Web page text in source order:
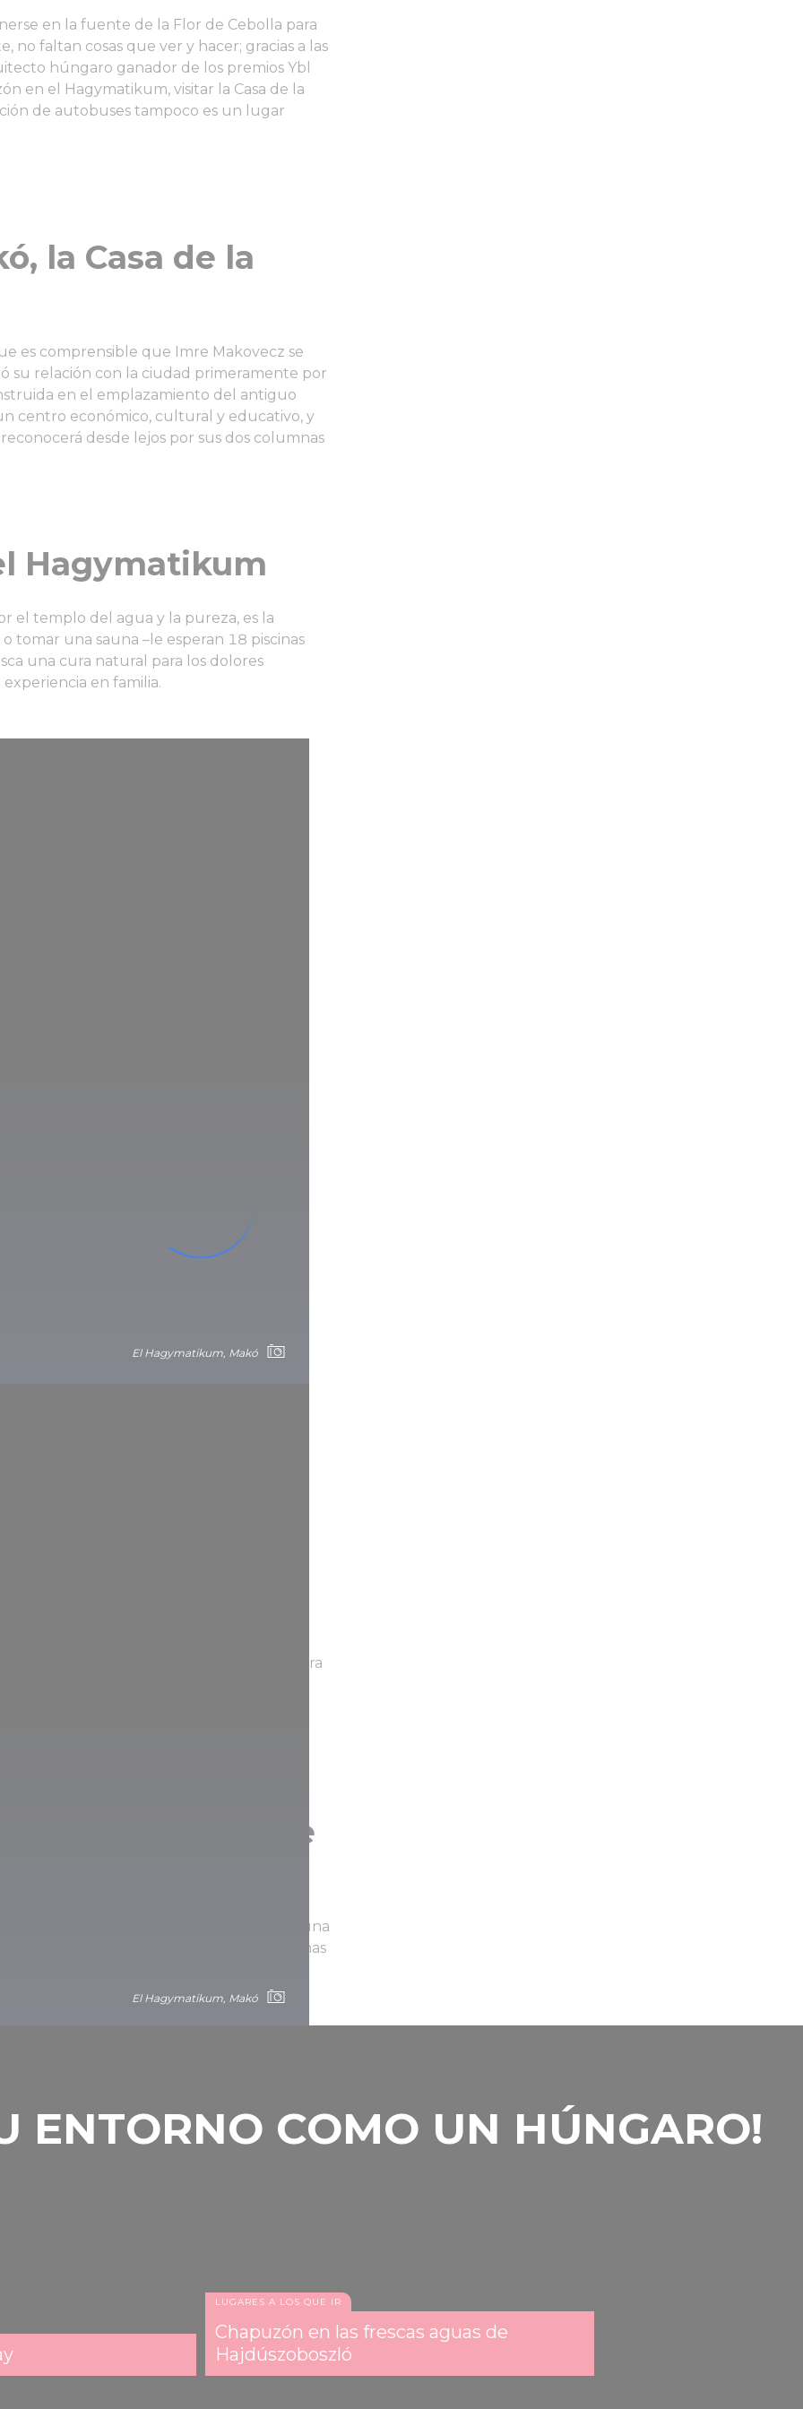
en la fuente de la Flor de Cebolla para
faltan cosas que ver y hacer; gracias a las
húngaro ganador de los premios Ybl
en el Hagymatikum, visitar la Casa de la
de autobuses tampoco es un lugar
la Casa de la
es comprensible que Imre Makovecz se
su relación con la ciudad primeramente por
en el emplazamiento del antiguo
centro económico, cultural y educativo, y
desde lejos por sus dos columnas
Hagymatikum
el templo del agua y la pureza, es la
tomar una sauna –le esperan 18 piscinas
una cura natural para los dolores
en familia.
El Hagymatikum, Makó
El Hagymatikum, Makó
es una de las últimas piezas de la obra
con forma de
es un lugar corriente, más bien parece una
otra cosa puede pensar sino en las muchas
ENTORNO COMO UN HÚNGARO!
LUGARES A LOS QUE IR
Chapuzón en las frescas aguas de
Hajdúszoboszló